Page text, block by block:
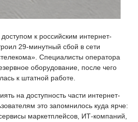
к российским интернет-
29-минутный сбой в сети
Специалисты оператора
оборудование, после чего
к штатной работе.
на доступность части интернет-
это запомнилось куда ярче:
маркетплейсов, ИТ-компаний,